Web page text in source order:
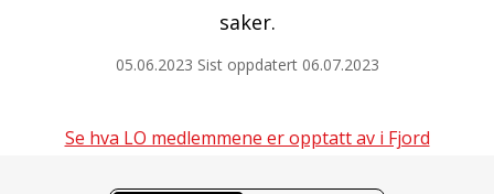
saker.
05.06.2023 Sist oppdatert 06.07.2023
Se hva LO medlemmene er opptatt av i Fjord